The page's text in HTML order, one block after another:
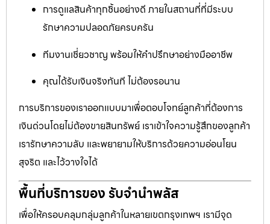
การดูแลสินค้าทุกชิ้นอย่างดี ภายในสถานที่ที่มีระบบ
รักษาความปลอดภัยครบครัน
ทีมงานเชี่ยวชาญ พร้อมให้คำปรึกษาอย่างมืออาชีพ
คุณได้รับเงินจริงทันที ไม่ต้องรอนาน
การบริการของเราออกแบบมาเพื่อตอบโจทย์ลูกค้าที่ต้องการ
เงินด่วนโดยไม่ต้องขายสินทรัพย์ เราเข้าใจความรู้สึกของลูกค้า
เรารักษาความลับ และพยายามให้บริการด้วยความอ่อนโยน
สุจริต และไว้วางใจได้
พื้นที่บริการของ รับจำนำพลัส
เพื่อให้ครอบคลุมกลุ่มลูกค้าในหลายเขตกรุงเทพฯ เรามีจุด